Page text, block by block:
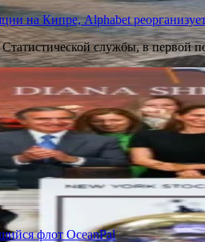
на Кипре, Alphabet
службы, в первой
флот OceanPal